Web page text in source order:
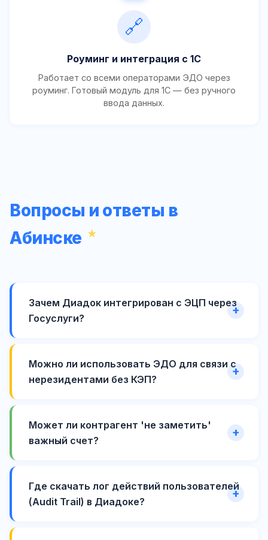
🔗
Роуминг и интеграция с 1С
Работает со всеми операторами ЭДО через
роуминг. Готовый модуль для 1С — без ручного
ввода данных.
Вопросы и ответы в
Абинске
Зачем Диадок интегрирован с ЭЦП через
Госуслуги?
Можно ли использовать ЭДО для связи с
нерезидентами без КЭП?
Может ли контрагент 'не заметить'
важный счет?
Где скачать лог действий пользователей
(Audit Trail) в Диадоке?